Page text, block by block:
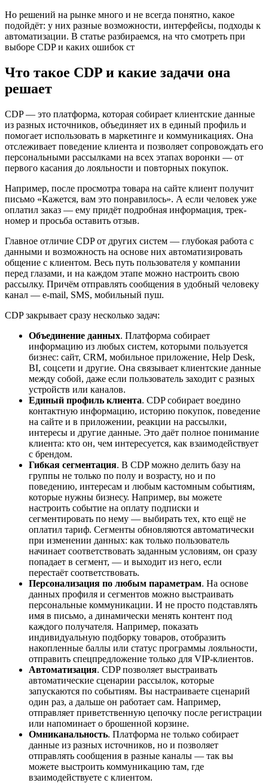
Но решений на рынке много и не всегда понятно, какое
подойдёт: у них разные возможности, интерфейсы, подходы к
автоматизации. В статье разбираемся, на что смотреть при
выборе CDP и каких ошибок ст
Что такое CDP и какие задачи она
решает
CDP — это платформа, которая собирает клиентские данные
из разных источников, объединяет их в единый профиль и
помогает использовать в маркетинге и коммуникациях. Она
отслеживает поведение клиента и позволяет сопровождать его
персональными рассылками на всех этапах воронки — от
первого касания до лояльности и повторных покупок.
Например, после просмотра товара на сайте клиент получит
письмо «Кажется, вам это понравилось». А если человек уже
оплатил заказ — ему придёт подробная информация, трек-
номер и просьба оставить отзыв.
Главное отличие CDP от других систем — глубокая работа с
данными и возможность на основе них автоматизировать
общение с клиентом. Весь путь пользователя у компании
перед глазами, и на каждом этапе можно настроить свою
рассылку. Причём отправлять сообщения в удобный человеку
канал — e-mail, SMS, мобильный пуш.
CDP закрывает сразу несколько задач:
Объединение данных. Платформа собирает
информацию из любых систем, которыми пользуется
бизнес: сайт, CRM, мобильное приложение, Help Desk,
BI, соцсети и другие. Она связывает клиентские данные
между собой, даже если пользователь заходит с разных
устройств или каналов.
Единый профиль клиента. CDP собирает воедино
контактную информацию, историю покупок, поведение
на сайте и в приложении, реакции на рассылки,
интересы и другие данные. Это даёт полное понимание
клиента: кто он, чем интересуется, как взаимодействует
с брендом.
Гибкая сегментация. В CDP можно делить базу на
группы не только по полу и возрасту, но и по
поведению, интересам и любым кастомным событиям,
которые нужны бизнесу. Например, вы можете
настроить событие на оплату подписки и
сегментировать по нему — выбирать тех, кто ещё не
оплатил тариф. Сегменты обновляются автоматически
при изменении данных: как только пользователь
начинает соответствовать заданным условиям, он сразу
попадает в сегмент, — и выходит из него, если
перестаёт соответствовать.
Персонализация по любым параметрам. На основе
данных профиля и сегментов можно выстраивать
персональные коммуникации. И не просто подставлять
имя в письмо, а динамически менять контент под
каждого получателя. Например, показать
индивидуальную подборку товаров, отобразить
накопленные баллы или статус программы лояльности,
отправить спецпредложение только для VIP-клиентов.
Автоматизация. CDP позволяет выстраивать
автоматические сценарии рассылок, которые
запускаются по событиям. Вы настраиваете сценарий
один раз, а дальше он работает сам. Например,
отправляет приветственную цепочку после регистрации
или напоминает о брошенной корзине.
Омниканальность. Платформа не только собирает
данные из разных источников, но и позволяет
отправлять сообщения в разные каналы — так вы
можете выстроить коммуникацию там, где
взаимодействуете с клиентом.